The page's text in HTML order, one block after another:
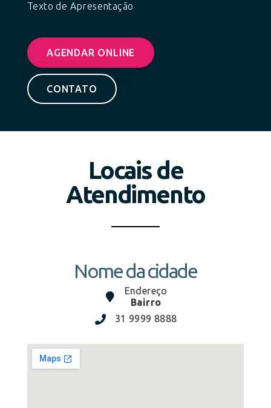
Texto de Apresentação
AGENDAR ONLINE
CONTATO
Locais de
Atendimento
Nome da cidade
Endereço
Bairro
31 9999 8888